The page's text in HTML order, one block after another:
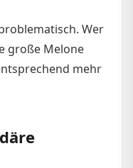
Wer
große Melone
mehr